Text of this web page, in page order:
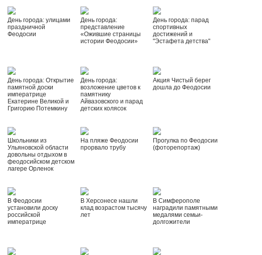
День города: улицами
праздничной
Феодосии
День города:
представление
«Ожившие страницы
истории Феодосии»
День города: парад
спортивных
достижений и
"Эстафета детства"
День города: Открытие
памятной доски
императрице
Екатерине Великой и
Григорию Потемкину
День города:
возложение цветов к
памятнику
Айвазовского и парад
детских колясок
Акция Чистый берег
дошла до Феодосии
Школьники из
Ульяновской области
довольны отдыхом в
феодосийском детском
лагере Орленок
На пляже Феодосии
прорвало трубу
Прогулка по Феодосии
(фоторепортаж)
В Феодосии
установили доску
российской
императрице
В Херсонесе нашли
клад возрастом тысячу
лет
В Симферополе
наградили памятными
медалями семьи-
долгожители